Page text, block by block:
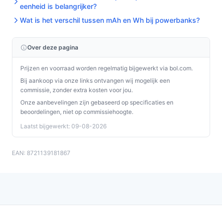
verwacht.
Concrete checks voor de handleiding/specs:
Controleer welke poorten/kabels snelladen
ondersteunen en welke niet (de specificaties
geven aan dat niet alle geïntegreerde kabels
snelladen ondersteunen).
Controleer in de specificaties de exacte
afmetingen/gewicht als draagbaarheid voor jou
basisinformatie.
Specificaties in mensentaal
eenheid is belangrijker?
Wat is het verschil tussen mAh en Wh bij powerbanks?
Over deze pagina
Prijzen en voorraad worden regelmatig bijgewerkt via bol.com.
Bij aankoop via onze links ontvangen wij mogelijk een
commissie, zonder extra kosten voor jou.
Onze aanbevelingen zijn gebaseerd op specificaties en
beoordelingen, niet op commissiehoogte.
Laatst bijgewerkt: 09-08-2026
EAN: 8721139181867